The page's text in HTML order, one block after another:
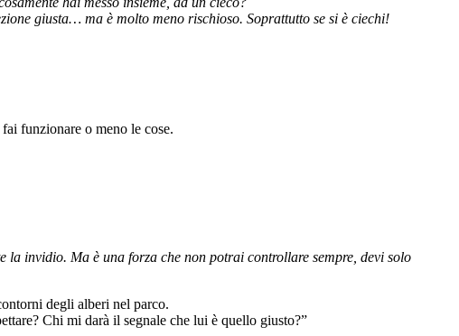
giusta… ma è molto meno rischioso. Soprattutto se si è ciechi!
funzionare o meno le cose.
la invidio. Ma è una forza che non potrai controllare sempre, devi solo
degli alberi nel parco.
Chi mi darà il segnale che lui è quello giusto?”